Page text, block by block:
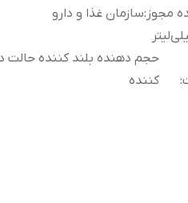
مجوز :سازمان غذا و دارو
:
حجم دهنده بلند کننده حالت
کننده